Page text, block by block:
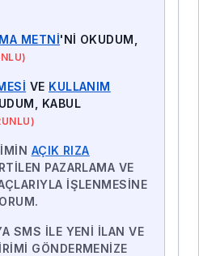
METNI'NI OKUDUM,
VE KULLANIM
KABUL
AÇIK RIZA
PAZARLAMA VE
IŞLENMESINE
SMS ILE YENI ILAN VE
GÖNDERMENIZE